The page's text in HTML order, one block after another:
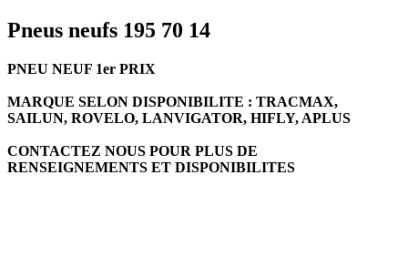
Pneus neufs 195 70 14
PNEU NEUF 1er PRIX
MARQUE SELON DISPONIBILITE : TRACMAX,
SAILUN, ROVELO, LANVIGATOR, HIFLY, APLUS
CONTACTEZ NOUS POUR PLUS DE
RENSEIGNEMENTS ET DISPONIBILITES